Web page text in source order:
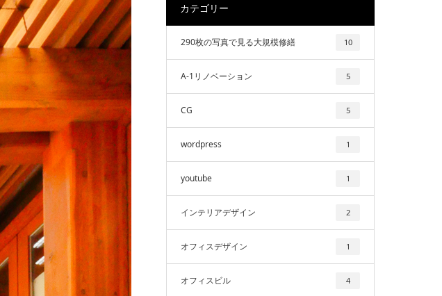
カテゴリー
290枚の写真で見る大規模修繕 10
A-1リノベーション 5
CG 5
wordpress 1
youtube 1
インテリアデザイン 2
オフィスデザイン 1
オフィスビル 4